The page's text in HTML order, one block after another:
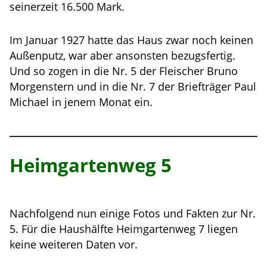
seinerzeit 16.500 Mark.
Im Januar 1927 hatte das Haus zwar noch keinen
Außenputz, war aber ansonsten bezugsfertig.
Und so zogen in die Nr. 5 der Fleischer Bruno
Morgenstern und in die Nr. 7 der Briefträger Paul
Michael in jenem Monat ein.
Heimgartenweg 5
Nachfolgend nun einige Fotos und Fakten zur Nr.
5. Für die Haushälfte Heimgartenweg 7 liegen
keine weiteren Daten vor.